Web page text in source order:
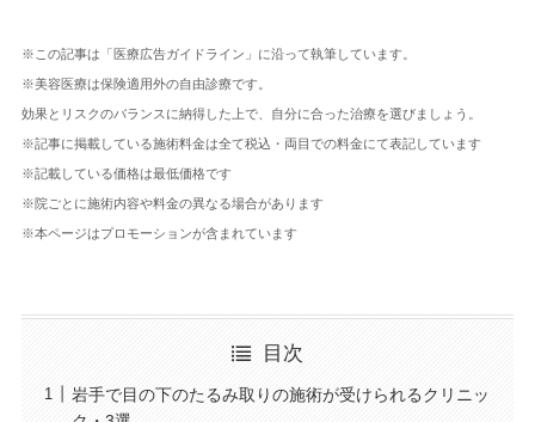
※この記事は「医療広告ガイドライン」に沿って執筆しています。
※美容医療は保険適用外の自由診療です。
効果とリスクのバランスに納得した上で、自分に合った治療を選びましょう。
※記事に掲載している施術料金は全て税込・両目での料金にて表記しています
※記載している価格は最低価格です
※院ごとに施術内容や料金の異なる場合があります
※本ページはプロモーションが含まれています
目次
岩手で目の下のたるみ取りの施術が受けられるクリニッ